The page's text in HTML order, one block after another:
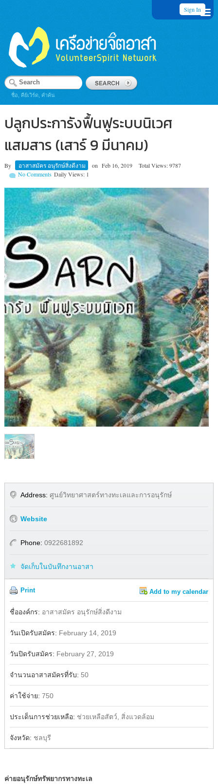
Sign In
ชื่อ, คีย์เวิร์ด, คำค้น
ปลูกประการังฟื้นฟูระบบนิเวศ
แสมสาร (เสาร์ 9 มีนาคม)
By อาสาสมัคร อนุรักษ์สิ่งดีงาม on Feb 16, 2019
Total Views: 9787
Daily Views: 1
No Comments
1/1
Address: ศูนย์วิทยาศาสตร์ทางทะเลและการอนุรักษ์
Website
Phone: 0922681892
จัดเก็บในบันทึกงานอาสา
Print Add to my calendar
Facebook
ชื่อองค์กร: อาสาสมัคร อนุรักษ์สิ่งดีงาม
วันเปิดรับสมัคร: February 14, 2019
วันปิดรับสมัคร: February 27, 2019
จำนวนอาสาสมัครที่รับ: 50
ค่าใช้จ่าย: 750
ประเด็นการช่วยเหลือ: ช่วยเหลือสัตว์, สิ่งแวดล้อม
จังหวัด: ชลบุรี
ค่ายอนุรักษ์ทรัพยากรทางทะเล